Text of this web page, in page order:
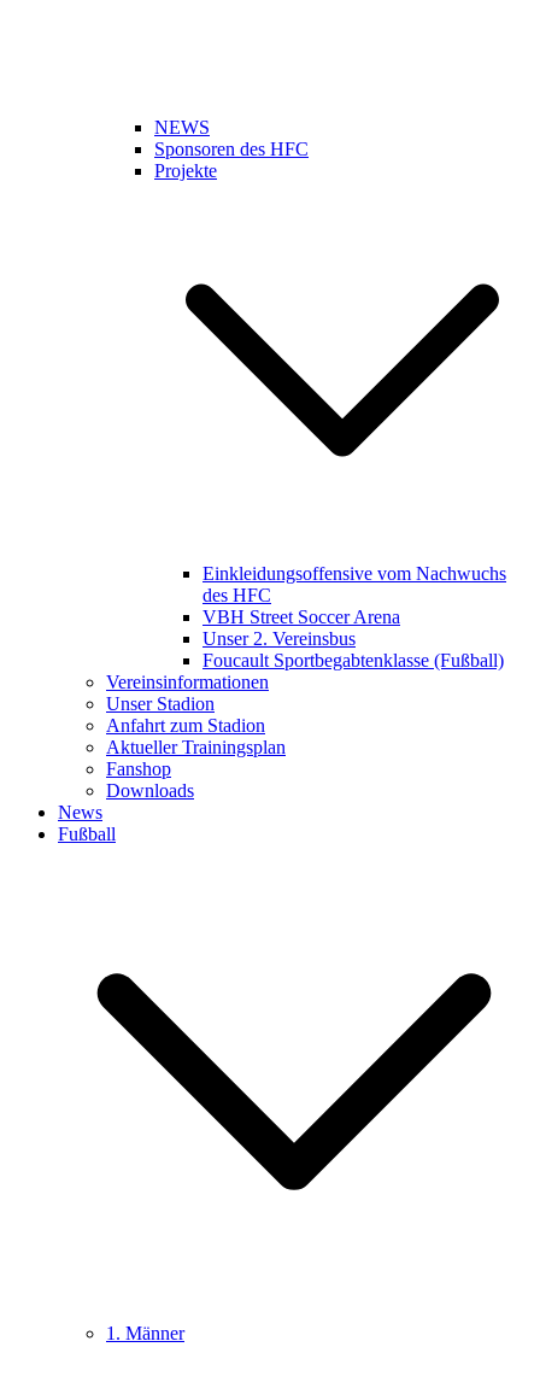
NEWS
Sponsoren des HFC
Projekte
Einkleidungsoffensive vom Nachwuchs
des HFC
VBH Street Soccer Arena
Unser 2. Vereinsbus
Foucault Sportbegabtenklasse (Fußball)
Vereinsinformationen
Unser Stadion
Anfahrt zum Stadion
Aktueller Trainingsplan
Fanshop
Downloads
News
Fußball
1. Männer